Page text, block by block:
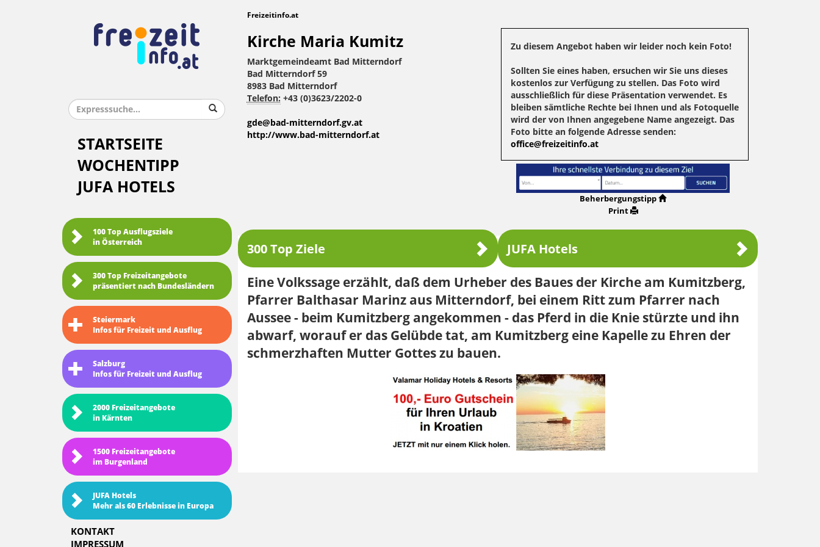
STARTSEITE
WOCHENTIPP
JUFA HOTELS
100 Top Ausflugsziele
in Österreich
300 Top Freizeitangebote
präsentiert nach Bundesländern
Steiermark
Infos für Freizeit und Ausflug
Salzburg
Infos für Freizeit und Ausflug
2000 Freizeitangebote
in Kärnten
1500 Freizeitangebote
im Burgenland
JUFA Hotels
Mehr als 60 Erlebnisse in Europa
KONTAKT
IMPRESSUM
Freizeitinfo.at
Kirche Maria Kumitz
Marktgemeindeamt Bad Mitterndorf
Bad Mitterndorf 59
8983 Bad Mitterndorf
Telefon: +43 (0)3623/2202-0
gde@bad-mitterndorf.gv.at
http://www.bad-mitterndorf.at
Zu diesem Angebot haben wir leider noch kein Foto!
Sollten Sie eines haben, ersuchen wir Sie uns dieses
kostenlos zur Verfügung zu stellen. Das Foto wird
ausschließlich für diese Präsentation verwendet. Es
bleiben sämtliche Rechte bei Ihnen und als Fotoquelle
wird der von Ihnen angegebene Name angezeigt. Das
Foto bitte an folgende Adresse senden:
office@freizeitinfo.at
Beherbergungstipp
Print
300 Top Ziele JUFA Hotels
Eine Volkssage erzählt, daß dem Urheber des Baues der Kirche am Kumitzberg,
Pfarrer Balthasar Marinz aus Mitterndorf, bei einem Ritt zum Pfarrer nach
Aussee - beim Kumitzberg angekommen - das Pferd in die Knie stürzte und ihn
abwarf, worauf er das Gelübde tat, am Kumitzberg eine Kapelle zu Ehren der
schmerzhaften Mutter Gottes zu bauen.